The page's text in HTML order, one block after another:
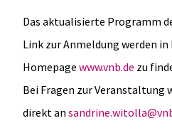
Das aktualisierte Programm
Link zur Anmeldung werden
Homepage www.vnb.de zu
Bei Fragen zur Veranstaltung
direkt an